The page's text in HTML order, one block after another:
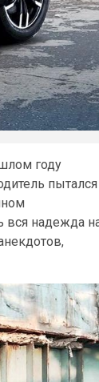
году
пытался
вся надежда